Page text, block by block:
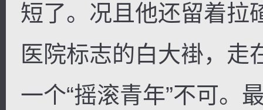
短了。况且他还留着拉
医院标志的白大褂，走
一个“摇滚青年”不可。